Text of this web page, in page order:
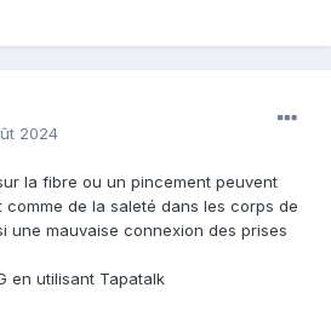
2024
la fibre ou un pincement peuvent
de la saleté dans les corps de
une mauvaise connexion des prises
en utilisant Tapatalk